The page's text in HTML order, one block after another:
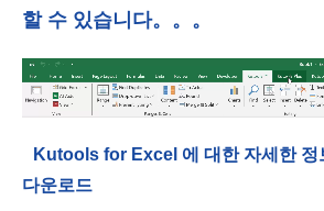
할 수 있습니다。。。
Kutools for Excel 에 대한 자세한 정
다운로드